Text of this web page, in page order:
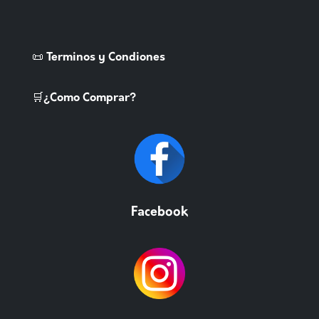
📜 Terminos y Condiones
🛒¿Como Comprar?
Facebook